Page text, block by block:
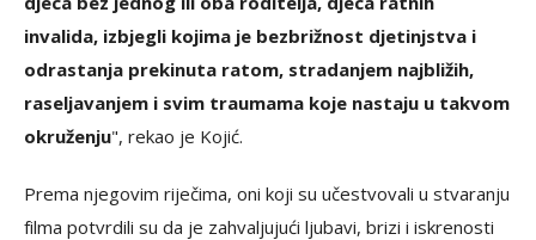
invalida, izbjegli kojima je bezbrižnost djetinjstva i
odrastanja prekinuta ratom, stradanjem najbližih,
raseljavanjem i svim traumama koje nastaju u takvom
okruženju", rekao je Kojić.
Prema njegovim riječima, oni koji su učestvovali u stvaranju
filma potvrdili su da je zahvaljujući ljubavi, brizi i iskrenosti